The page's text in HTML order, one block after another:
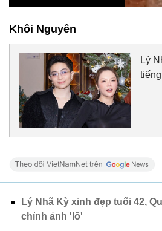
Khôi Nguyên
Lý
Lý Nhã Kỳ xinh đẹp tuổi 42,
chỉnh ảnh 'lố'